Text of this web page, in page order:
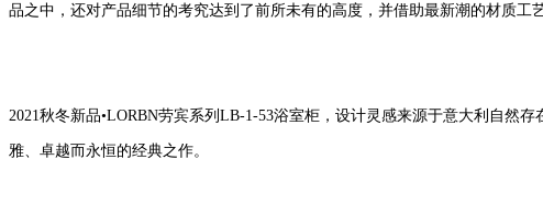
品之中， 还对产品细节的考究达到了前所未有的高度， 并借助最新潮的材质工
2021秋冬新品•LORBN劳宾系列LB-1-53浴室柜 ，设计灵感来源于意大利自然
雅、卓越而永恒的经典之作。